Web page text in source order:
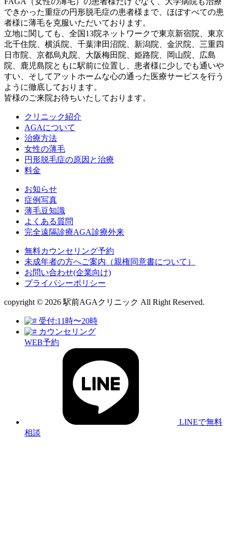
できかった重症の円形脱毛症の患者様まで、ほぼすべての患
者様に薄毛を克服いただいております。
立地に関しても、全国13院ネットワークで東京新宿院、東京
北千住院、横浜院、千葉津田沼院、新潟院、金沢院、三重四
日市院、京都烏丸院、大阪梅田院、姫路院、岡山院、広島
院、鹿児島院ともに駅前に位置し、患者様に少しでも通いや
すい、そしてアットホームな心の通った医療サービスを行う
ように徹底しております。
皆様のご来院お待ちいたしております。
クリニック紹介
AGAについて
治療方法
女性の薄毛
円形脱毛症の原因と治療
料金
お知らせ
症例写真
薄毛豆知識
よくある質問
完全遠隔診療AGA診療外来
無料カウンセリング予約
未成年者の方へご案内（親権同意書について）
お問い合わせ(企業向け)
プライパシーポリシー
copyright © 2026 駅前AGAクリニック All Right Reserved.
受付:11時〜20時
カウンセリング
WEB予約
LINEで無料
相談